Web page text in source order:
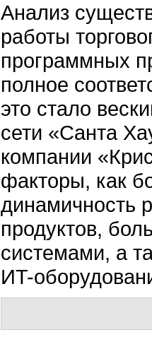
Анализ
работы
программных
полное
это стало
сети «Санта
компании
факторы, как
динамичность
продуктов,
системами, а
ИT-